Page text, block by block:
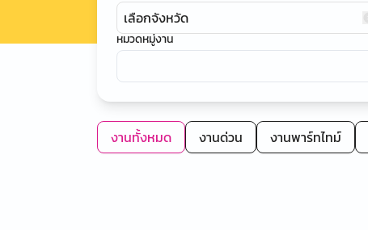
เลือกจังหวัด
หมวดหมู่งาน
งานทั้งหมด งานด่วน งานพาร์ทไทม์